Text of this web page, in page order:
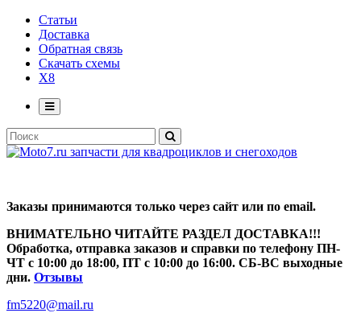
Статьи
Доставка
Обратная связь
Скачать схемы
X8
Заказы принимаются только через сайт или по email.
ВНИМАТЕЛЬНО ЧИТАЙТЕ РАЗДЕЛ ДОСТАВКА!!!
Обработка, отправка заказов и справки по телефону ПН-
ЧТ с 10:00 до 18:00, ПТ с 10:00 до 16:00. СБ-ВС выходные
дни. Отзывы
fm5220@mail.ru